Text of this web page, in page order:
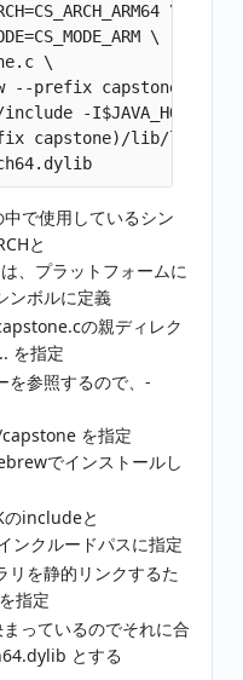
\
\
\
--prefix capstone)/
-I$JAVA_HOME/
capstone)/lib/
で使用しているシン
と
、プラットフォームに
ンボルに定義
の親ディレク
を指定
参照するので、-
を指定
でインストールし
のincludeと
クルードパスに指定
を静的リンクするた
指定
っているのでそれに合
とする